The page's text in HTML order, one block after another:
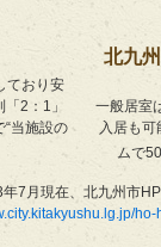
ており安
2：1」
当施設の
北九
一般居室
入居も
ムで
7月現在、北九州市